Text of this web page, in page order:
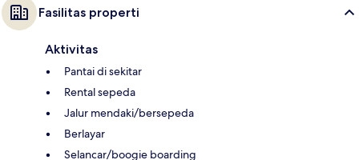
Fasilitas properti
Aktivitas
Pantai di sekitar
Rental sepeda
Jalur mendaki/bersepeda
Berlayar
Selancar/boogie boarding